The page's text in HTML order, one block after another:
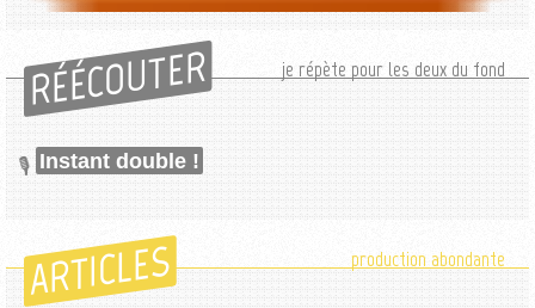
RÉÉCOUTER je répète pour les deux du fond
Instant double !
ARTICLES production abondante